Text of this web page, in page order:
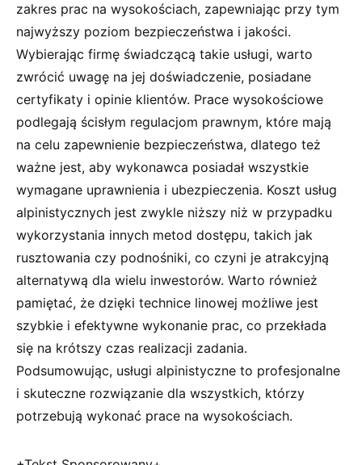
zakres prac na wysokościach, zapewniając przy tym
najwyższy poziom bezpieczeństwa i jakości.
Wybierając firmę świadczącą takie usługi, warto
zwrócić uwagę na jej doświadczenie, posiadane
certyfikaty i opinie klientów. Prace wysokościowe
podlegają ścisłym regulacjom prawnym, które mają
na celu zapewnienie bezpieczeństwa, dlatego też
ważne jest, aby wykonawca posiadał wszystkie
wymagane uprawnienia i ubezpieczenia. Koszt usług
alpinistycznych jest zwykle niższy niż w przypadku
wykorzystania innych metod dostępu, takich jak
rusztowania czy podnośniki, co czyni je atrakcyjną
alternatywą dla wielu inwestorów. Warto również
pamiętać, że dzięki technice linowej możliwe jest
szybkie i efektywne wykonanie prac, co przekłada
się na krótszy czas realizacji zadania.
Podsumowując, usługi alpinistyczne to profesjonalne
i skuteczne rozwiązanie dla wszystkich, którzy
potrzebują wykonać prace na wysokościach.